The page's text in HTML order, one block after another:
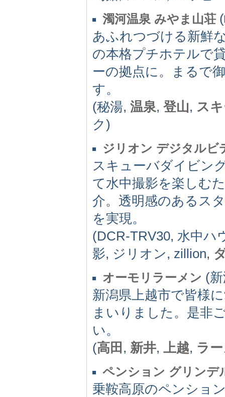
濁河温泉 みやま山荘
あふれつづける新鮮
の本格プチホテルで
ーの拠点に。まるで
す。
(秘湯, 温泉, 登山, ス
ク)
ジリオン デジタルビ
スキューバダイビン
て水中撮影を楽しむ
介。透明感のあるス
を実現。
(DCR-TRV30, 水中ハ
影, ジリオン, zillion,
オーモリラーメン (
新潟県上越市で皆様
まいりました。是非
い。
(高田 , 新井, 上越, ラ
ペンション グリンデ
乗鞍高原のペンショ